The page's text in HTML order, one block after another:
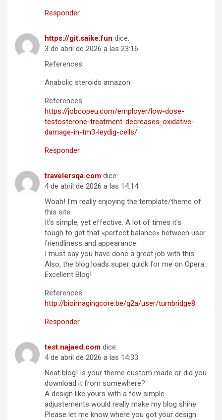
Responder
https://git.saike.fun dice:
3 de abril de 2026 a las 23:16
References:
Anabolic steroids amazon
References:
https://jobcopeu.com/employer/low-dose-
testosterone-treatment-decreases-oxidative-
damage-in-tm3-leydig-cells/
Responder
travelersqa.com dice:
4 de abril de 2026 a las 14:14
Woah! I’m really enjoying the template/theme of
this site.
It’s simple, yet effective. A lot of times it’s
tough to get that «perfect balance» between user
friendliness and appearance.
I must say you have done a great job with this.
Also, the blog loads super quick for me on Opera.
Excellent Blog!
References:
http://bioimagingcore.be/q2a/user/turnbridge8
Responder
test.najaed.com dice:
4 de abril de 2026 a las 14:33
Neat blog! Is your theme custom made or did you
download it from somewhere?
A design like yours with a few simple
adjustements would really make my blog shine.
Please let me know where you got your design.